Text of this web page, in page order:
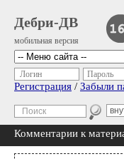
Дебри-ДВ
мобильная версия
Логин Пароль
Регистрация / Забыли
Комментарии к